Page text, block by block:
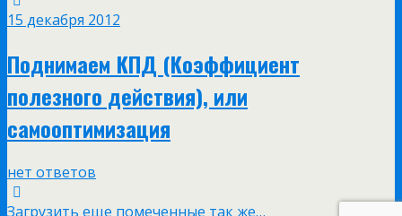
15 декабря 2012
Поднимаем КПД (Коэффициент
полезного действия), или
самооптимизация
нет ответов
Загрузить еще помеченные так же…